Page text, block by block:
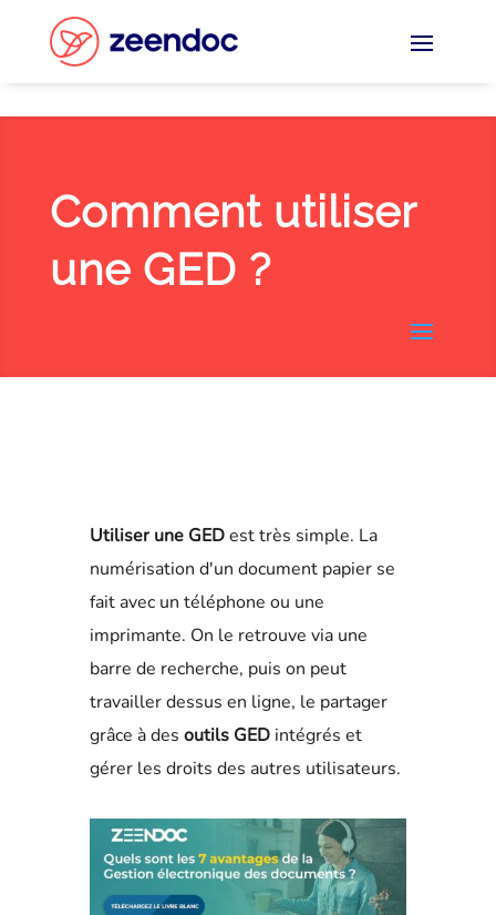
Comment utiliser
une GED ?
Utiliser une GEDest très simple. La
numérisation d'un document papier se
fait avec un téléphone ou une
imprimante. On le retrouve via une
barre de recherche, puis on peut
travailler dessus en ligne, le partager
grâce à des outils GEDintégrés et
gérer les droits des autres utilisateurs.
Panneau de gestion des cookies